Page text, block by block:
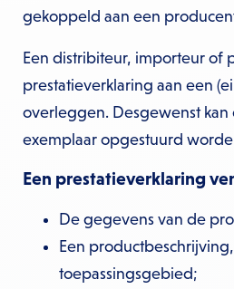
gekoppeld aan een
Een distribiteur, importeur of
prestatieverklaring aan een
overleggen. Desgewenst kan
exemplaar opgestuurd
Een prestatieverklaring
De gegevens van de
Een
toepassingsgebied;